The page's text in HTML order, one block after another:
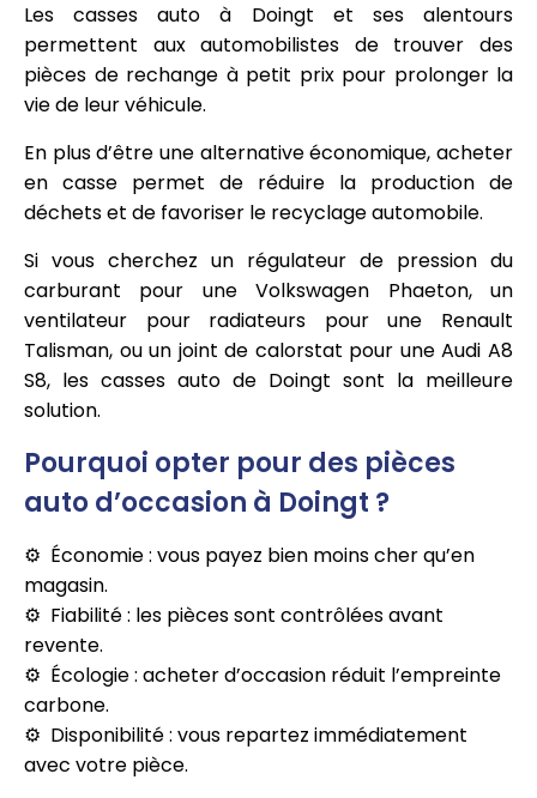
Les casses auto à Doingt et ses alentours
permettent aux automobilistes de trouver des
pièces de rechange à petit prix pour prolonger la
vie de leur véhicule.
En plus d’être une alternative économique, acheter
en casse permet de réduire la production de
déchets et de favoriser le recyclage automobile.
Si vous cherchez un régulateur de pression du
carburant pour une Volkswagen Phaeton, un
ventilateur pour radiateurs pour une Renault
Talisman, ou un joint de calorstat pour une Audi A8
S8, les casses auto de Doingt sont la meilleure
solution.
Pourquoi opter pour des pièces
auto d’occasion à Doingt ?
Économie : vous payez bien moins cher qu’en
magasin.
Fiabilité : les pièces sont contrôlées avant
revente.
Écologie : acheter d’occasion réduit l’empreinte
carbone.
Disponibilité : vous repartez immédiatement
avec votre pièce.